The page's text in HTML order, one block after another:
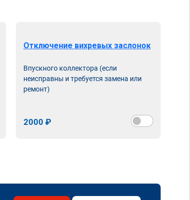
Отключение вихревых заслонок
Впускного коллектора (если
неисправны и требуется замена или
ремонт)
2000 ₽